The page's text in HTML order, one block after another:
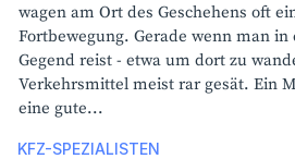
wagen am Ort des Gesche­hens oft
Fort­be­we­gung. Gerade wenn man in
Gegend reist - etwa um dort zu
Verkehrs­mittel meist rar gesät. Ein
eine gute...
KFZ-SPEZIALISTEN